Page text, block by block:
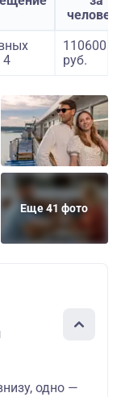
4
110600
руб.
Еще 41 фото
одно —